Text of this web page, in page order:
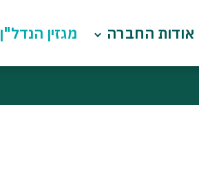
אודות החברה מגזין הנדל"ן